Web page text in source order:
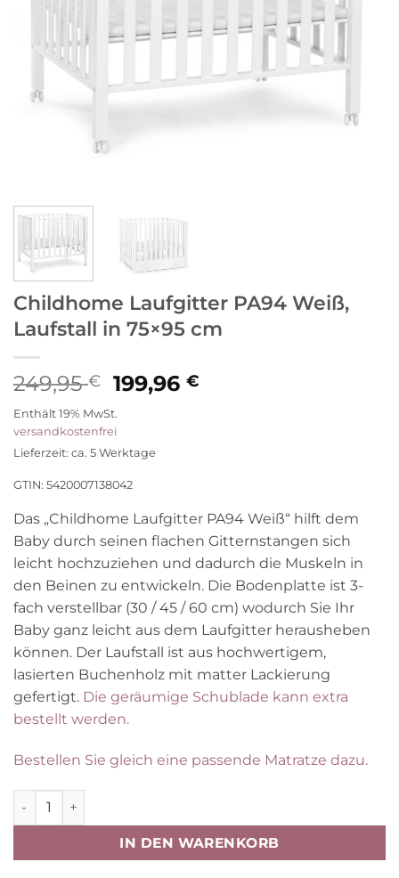
Childhome Laufgitter PA94 Weiß,
Laufstall in 75×95 cm
249,95€
Ursprünglicher
Preis
war:
249,95 €
199,96€
Enthält 19% MwSt.
versandkostenfrei
Lieferzeit: ca. 5 Werktage
GTIN: 5420007138042
Das „Childhome Laufgitter PA94 Weiß“ hilft dem
Baby durch seinen flachen Gitternstangen sich
leicht hochzuziehen und dadurch die Muskeln in
den Beinen zu entwickeln. Die Bodenplatte ist 3-
fach verstellbar (30 / 45 / 60 cm) wodurch Sie Ihr
Baby ganz leicht aus dem Laufgitter herausheben
können. Der Laufstall ist aus hochwertigem,
lasierten Buchenholz mit matter Lackierung
gefertigt. Die geräumige Schublade kann extra
bestellt werden.
Bestellen Sie gleich eine passende Matratze dazu.
Childhome Laufgitter PA94 Weiß, Laufstall in 75x95 cm
IN DEN WARENKORB